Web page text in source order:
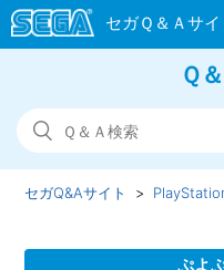
Ｑ
セガQ&Aサイト
ぷよ